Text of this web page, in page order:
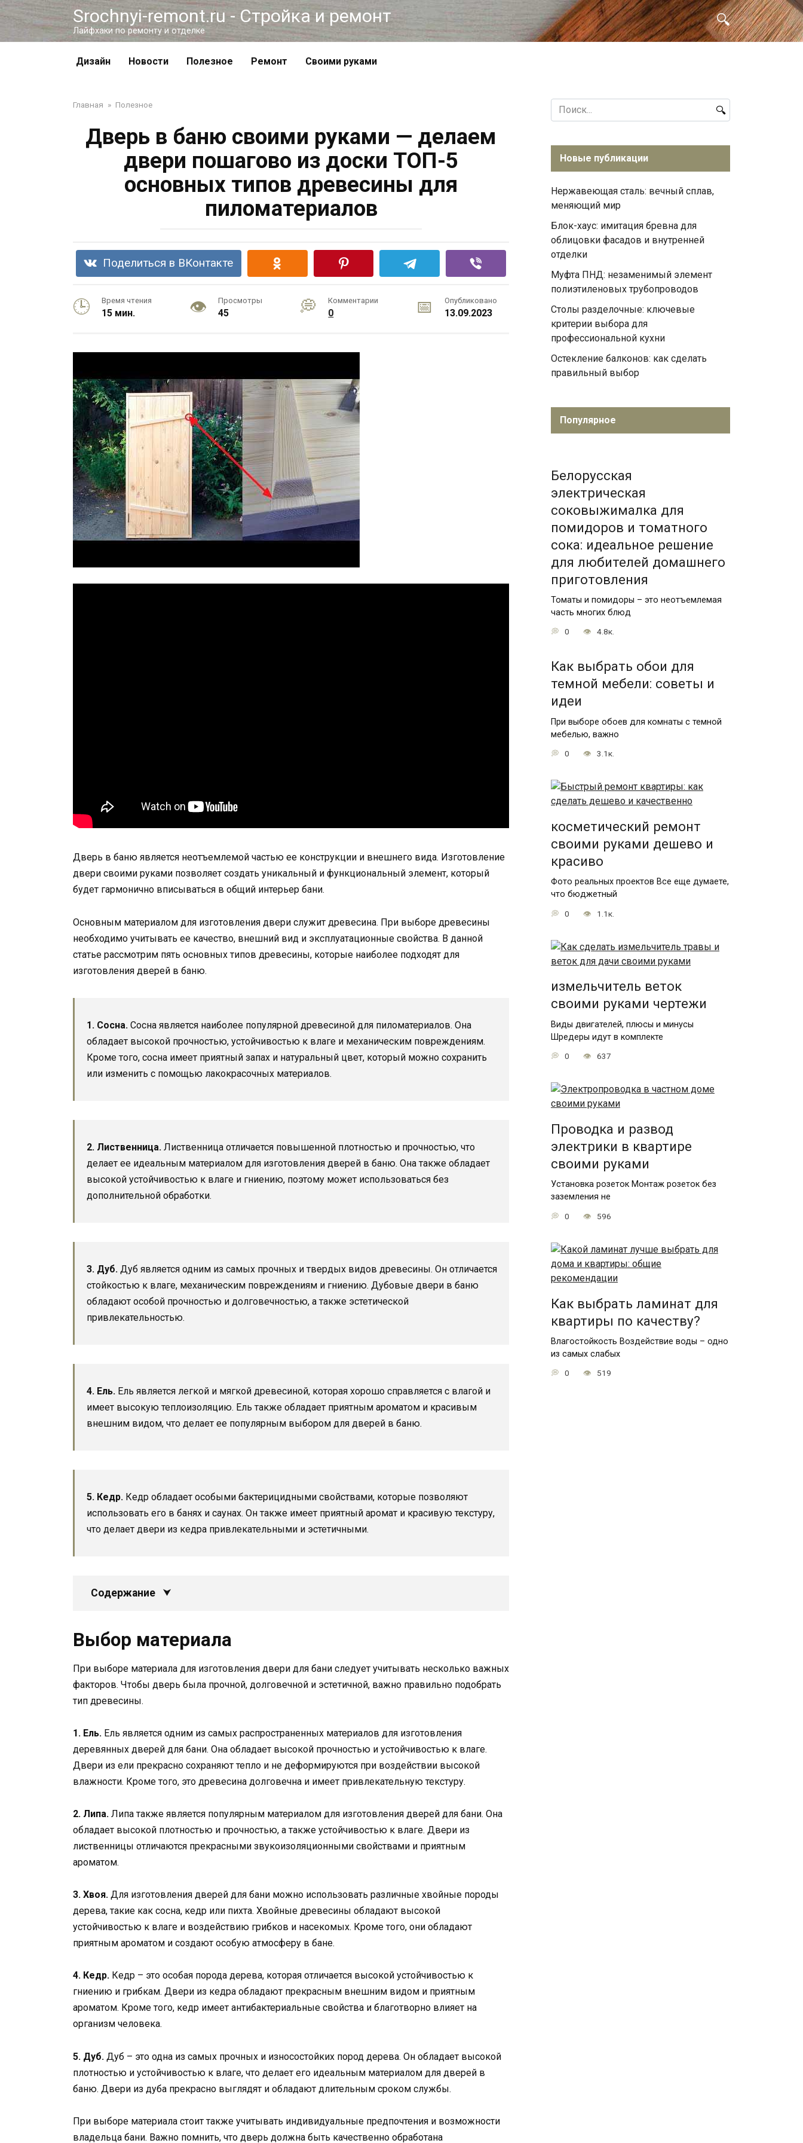
Перейти
к
Srochnyi-remont.ru - Стройка и ремонт
Лайфхаки по ремонту и отделке
Дизайн Новости Полезное Ремонт Своими руками
Главная » Полезное
Дверь в баню своими руками — делаем
двери пошагово из доски ТОП-5
основных типов древесины для
пиломатериалов
Поделиться в ВКонтакте
Время чтения
15 мин.
Просмотры
45
Комментарии
0
Опубликовано
13.09.2023
Дверь в баню является неотъемлемой частью ее конструкции и внешнего вида. Изготовление
двери своими руками позволяет создать уникальный и функциональный элемент, который
будет гармонично вписываться в общий интерьер бани.
Основным материалом для изготовления двери служит древесина. При выборе древесины
необходимо учитывать ее качество, внешний вид и эксплуатационные свойства. В данной
статье рассмотрим пять основных типов древесины, которые наиболее подходят для
изготовления дверей в баню.
1. Сосна. Сосна является наиболее популярной древесиной для пиломатериалов. Она
обладает высокой прочностью, устойчивостью к влаге и механическим повреждениям.
Кроме того, сосна имеет приятный запах и натуральный цвет, который можно сохранить
или изменить с помощью лакокрасочных материалов.
2. Лиственница. Лиственница отличается повышенной плотностью и прочностью, что
делает ее идеальным материалом для изготовления дверей в баню. Она также обладает
высокой устойчивостью к влаге и гниению, поэтому может использоваться без
дополнительной обработки.
3. Дуб. Дуб является одним из самых прочных и твердых видов древесины. Он отличается
стойкостью к влаге, механическим повреждениям и гниению. Дубовые двери в баню
обладают особой прочностью и долговечностью, а также эстетической
привлекательностью.
4. Ель. Ель является легкой и мягкой древесиной, которая хорошо справляется с влагой и
имеет высокую теплоизоляцию. Ель также обладает приятным ароматом и красивым
внешним видом, что делает ее популярным выбором для дверей в баню.
5. Кедр. Кедр обладает особыми бактерицидными свойствами, которые позволяют
использовать его в банях и саунах. Он также имеет приятный аромат и красивую текстуру,
что делает двери из кедра привлекательными и эстетичными.
Содержание
Выбор материала
При выборе материала для изготовления двери для бани следует учитывать несколько важных
факторов. Чтобы дверь была прочной, долговечной и эстетичной, важно правильно подобрать
тип древесины.
1. Ель. Ель является одним из самых распространенных материалов для изготовления
деревянных дверей для бани. Она обладает высокой прочностью и устойчивостью к влаге.
Двери из ели прекрасно сохраняют тепло и не деформируются при воздействии высокой
влажности. Кроме того, это древесина долговечна и имеет привлекательную текстуру.
2. Липа. Липа также является популярным материалом для изготовления дверей для бани. Она
обладает высокой плотностью и прочностью, а также устойчивостью к влаге. Двери из
лиственницы отличаются прекрасными звукоизоляционными свойствами и приятным
ароматом.
3. Хвоя. Для изготовления дверей для бани можно использовать различные хвойные породы
дерева, такие как сосна, кедр или пихта. Хвойные древесины обладают высокой
устойчивостью к влаге и воздействию грибков и насекомых. Кроме того, они обладают
приятным ароматом и создают особую атмосферу в бане.
4. Кедр. Кедр – это особая порода дерева, которая отличается высокой устойчивостью к
гниению и грибкам. Двери из кедра обладают прекрасным внешним видом и приятным
ароматом. Кроме того, кедр имеет антибактериальные свойства и благотворно влияет на
организм человека.
5. Дуб. Дуб – это одна из самых прочных и износостойких пород дерева. Он обладает высокой
плотностью и устойчивостью к влаге, что делает его идеальным материалом для дверей в
баню. Двери из дуба прекрасно выглядят и обладают длительным сроком службы.
При выборе материала стоит также учитывать индивидуальные предпочтения и возможности
владельца бани. Важно помнить, что дверь должна быть качественно обработана
Search
for:
Новые публикации
Нержавеющая сталь: вечный сплав,
меняющий мир
Блок-хаус: имитация бревна для
облицовки фасадов и внутренней
отделки
Муфта ПНД: незаменимый элемент
полиэтиленовых трубопроводов
Столы разделочные: ключевые
критерии выбора для
профессиональной кухни
Остекление балконов: как сделать
правильный выбор
Популярное
Белорусская
электрическая
соковыжималка для
помидоров и томатного
сока: идеальное решение
для любителей домашнего
приготовления
Томаты и помидоры – это неотъемлемая
часть многих блюд
0 4.8к.
Как выбрать обои для
темной мебели: советы и
идеи
При выборе обоев для комнаты с темной
мебелью, важно
0 3.1к.
косметический ремонт
своими руками дешево и
красиво
Фото реальных проектов Все еще думаете,
что бюджетный
0 1.1к.
измельчитель веток
своими руками чертежи
Виды двигателей, плюсы и минусы
Шредеры идут в комплекте
0 637
Проводка и развод
электрики в квартире
своими руками
Установка розеток Монтаж розеток без
заземления не
0 596
Как выбрать ламинат для
квартиры по качеству?
Влагостойкость Воздействие воды – одно
из самых слабых
0 519